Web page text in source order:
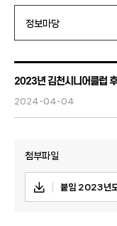
정보마당
2023년 김천시니어클럽
2024-04-04
첨부파일